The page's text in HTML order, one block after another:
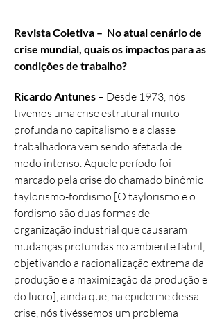
Revista Coletiva – No atual cenário de
crise mundial, quais os impactos para as
condições de trabalho?
Ricardo Antunes – Desde 1973, nós
tivemos uma crise estrutural muito
profunda no capitalismo e a classe
trabalhadora vem sendo afetada de
modo intenso. Aquele período foi
marcado pela crise do chamado binômio
taylorismo-fordismo [O taylorismo e o
fordismo são duas formas de
organização industrial que causaram
mudanças profundas no ambiente fabril,
objetivando a racionalização extrema da
produção e a maximização da produção e
do lucro], ainda que, na epiderme dessa
crise, nós tivéssemos um problema